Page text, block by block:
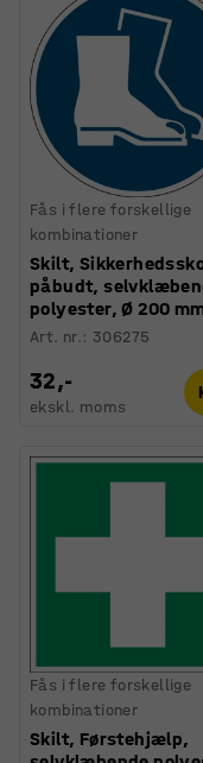
Fås i flere forskellige
kombinationer
Skilt,
påbudt,
polyester, Ø 200
Art. nr.: 306275
32,-
ekskl. moms
Fås i flere forskellige
kombinationer
Skilt, Førstehjælp,